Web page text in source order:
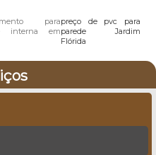
para
interna em
preço de pvc para
parede Jardim
Flórida